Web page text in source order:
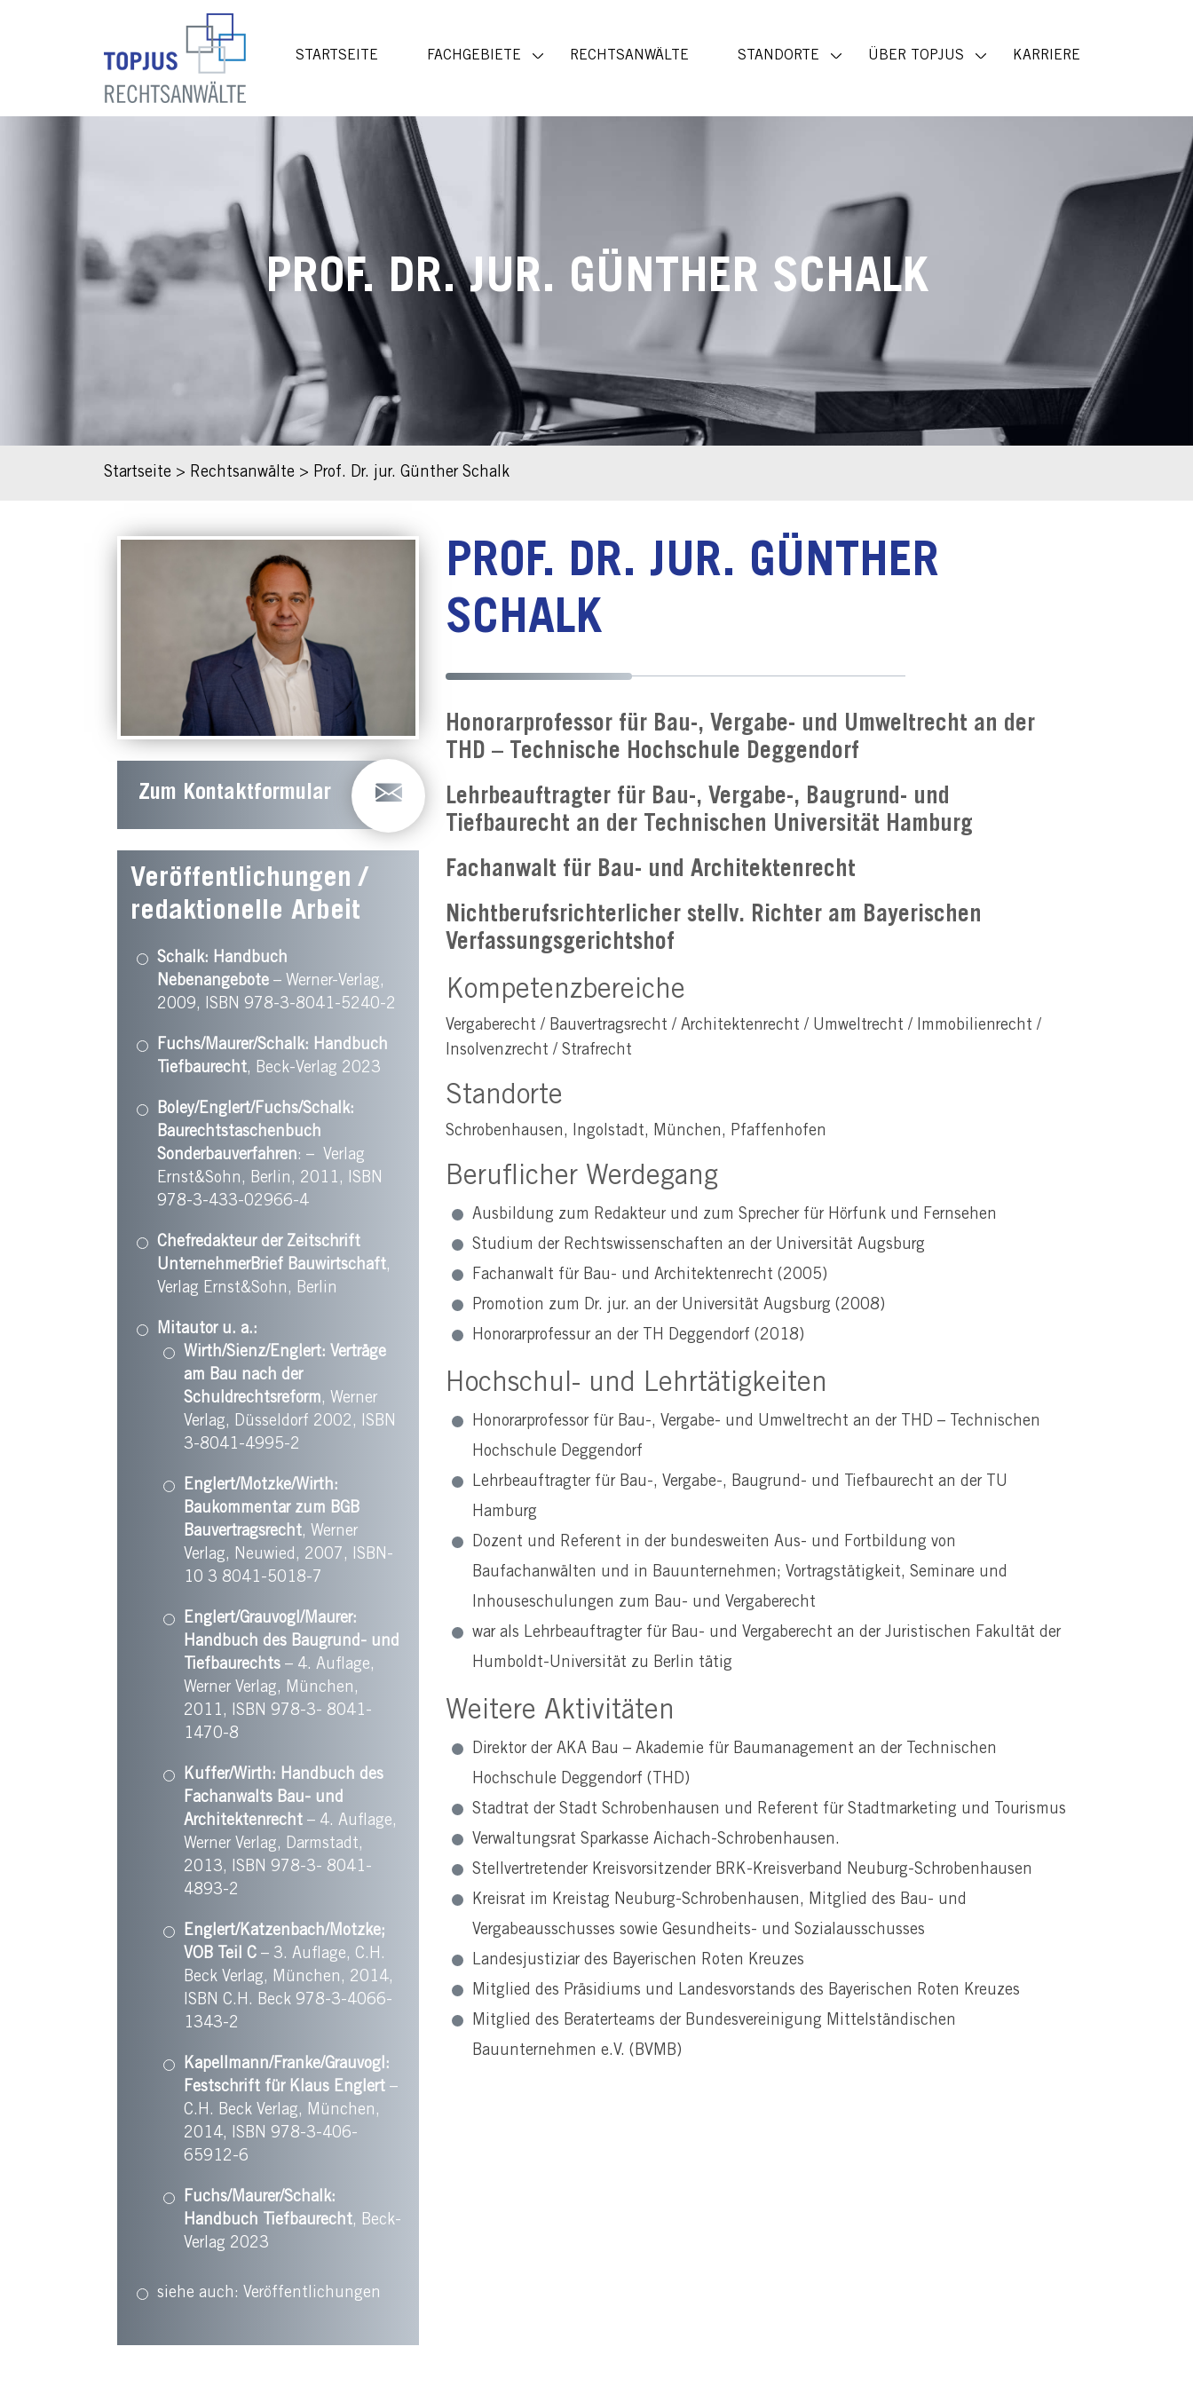
STARTSEITE FACHGEBIETE RECHTSANWÄLTE STANDORTE ÜBER TOPJUS KARRIERE
PROF. DR. JUR. GÜNTHER SCHALK
Startseite > Rechtsanwälte > Prof. Dr. jur. Günther Schalk
Zum Kontaktformular
Veröffentlichungen /
redaktionelle Arbeit
Schalk: Handbuch
Nebenangebote – Werner-Verlag,
2009, ISBN 978-3-8041-5240-2
Fuchs/Maurer/Schalk: Handbuch
Tiefbaurecht, Beck-Verlag 2023
Boley/Englert/Fuchs/Schalk:
Baurechtstaschenbuch
Sonderbauverfahren: – Verlag
Ernst&Sohn, Berlin, 2011, ISBN
978-3-433-02966-4
Chefredakteur der Zeitschrift
UnternehmerBrief Bauwirtschaft,
Verlag Ernst&Sohn, Berlin
Mitautor u. a.:
Wirth/Sienz/Englert: Verträge
am Bau nach der
Schuldrechtsreform, Werner
Verlag, Düsseldorf 2002, ISBN
3-8041-4995-2
Englert/Motzke/Wirth:
Baukommentar zum BGB
Bauvertragsrecht, Werner
Verlag, Neuwied, 2007, ISBN-
10 3 8041-5018-7
Englert/Grauvogl/Maurer:
Handbuch des Baugrund- und
Tiefbaurechts – 4. Auflage,
Werner Verlag, München,
2011, ISBN 978-3- 8041-
1470-8
Kuffer/Wirth: Handbuch des
Fachanwalts Bau- und
Architektenrecht – 4. Auflage,
Werner Verlag, Darmstadt,
2013, ISBN 978-3- 8041-
4893-2
Englert/Katzenbach/Motzke;
VOB Teil C – 3. Auflage, C.H.
Beck Verlag, München, 2014,
ISBN C.H. Beck 978-3-4066-
1343-2
Kapellmann/Franke/Grauvogl:
Festschrift für Klaus Englert –
C.H. Beck Verlag, München,
2014, ISBN 978-3-406-
65912-6
Fuchs/Maurer/Schalk:
Handbuch Tiefbaurecht, Beck-
Verlag 2023
siehe auch: Veröffentlichungen
PROF. DR. JUR. GÜNTHER
SCHALK
Honorarprofessor für Bau-, Vergabe- und Umweltrecht an der
THD – Technische Hochschule Deggendorf
Lehrbeauftragter für Bau-, Vergabe-, Baugrund- und
Tiefbaurecht an der Technischen Universität Hamburg
Fachanwalt für Bau- und Architektenrecht
Nichtberufsrichterlicher stellv. Richter am Bayerischen
Verfassungsgerichtshof
Kompetenzbereiche
Vergaberecht / Bauvertragsrecht / Architektenrecht / Umweltrecht / Immobilienrecht /
Insolvenzrecht / Strafrecht
Standorte
Schrobenhausen, Ingolstadt, München, Pfaffenhofen
Beruflicher Werdegang
Ausbildung zum Redakteur und zum Sprecher für Hörfunk und Fernsehen
Studium der Rechtswissenschaften an der Universität Augsburg
Fachanwalt für Bau- und Architektenrecht (2005)
Promotion zum Dr. jur. an der Universität Augsburg (2008)
Honorarprofessur an der TH Deggendorf (2018)
Hochschul- und Lehrtätigkeiten
Honorarprofessor für Bau-, Vergabe- und Umweltrecht an der THD – Technischen
Hochschule Deggendorf
Lehrbeauftragter für Bau-, Vergabe-, Baugrund- und Tiefbaurecht an der TU
Hamburg
Dozent und Referent in der bundesweiten Aus- und Fortbildung von
Baufachanwälten und in Bauunternehmen; Vortragstätigkeit, Seminare und
Inhouseschulungen zum Bau- und Vergaberecht
war als Lehrbeauftragter für Bau- und Vergaberecht an der Juristischen Fakultät der
Humboldt-Universität zu Berlin tätig
Weitere Aktivitäten
Direktor der AKA Bau – Akademie für Baumanagement an der Technischen
Hochschule Deggendorf (THD)
Stadtrat der Stadt Schrobenhausen und Referent für Stadtmarketing und Tourismus
Verwaltungsrat Sparkasse Aichach-Schrobenhausen.
Stellvertretender Kreisvorsitzender BRK-Kreisverband Neuburg-Schrobenhausen
Kreisrat im Kreistag Neuburg-Schrobenhausen, Mitglied des Bau- und
Vergabeausschusses sowie Gesundheits- und Sozialausschusses
Landesjustiziar des Bayerischen Roten Kreuzes
Mitglied des Präsidiums und Landesvorstands des Bayerischen Roten Kreuzes
Mitglied des Beraterteams der Bundesvereinigung Mittelständischen
Bauunternehmen e.V. (BVMB)